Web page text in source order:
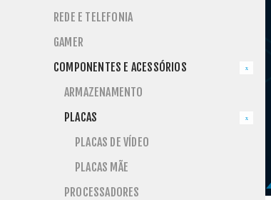
REDE E TELEFONIA
GAMER
COMPONENTES E ACESSÓRIOS
ARMAZENAMENTO
PLACAS
PLACAS DE VÍDEO
PLACAS MÃE
PROCESSADORES